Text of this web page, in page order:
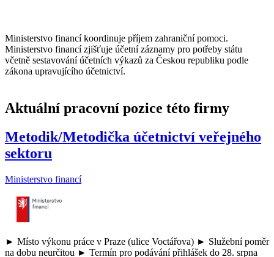
Ministerstvo financí koordinuje příjem zahraniční pomoci.
Ministerstvo financí zjišťuje účetní záznamy pro potřeby státu
včetně sestavování účetních výkazů za Českou republiku podle
zákona upravujícího účetnictví.
Aktuální pracovní pozice této firmy
Metodik/Metodička účetnictví veřejného
sektoru
Ministerstvo financí
► Místo výkonu práce v Praze (ulice Voctářova) ► Služební poměr
na dobu neurčitou ► Termín pro podávání přihlášek do 28. srpna